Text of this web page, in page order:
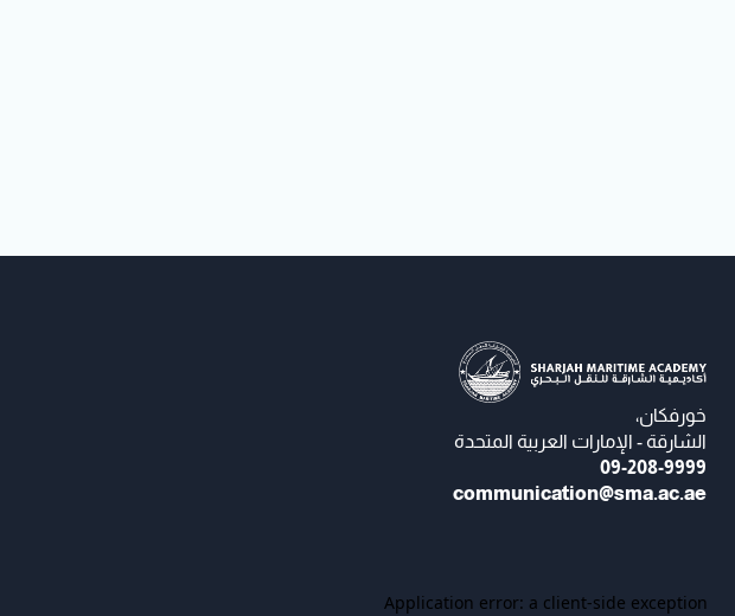
خورفكان،
الشارقة - الإمارات العربية المتحدة
09-208-9999
communication@sma.ac.ae